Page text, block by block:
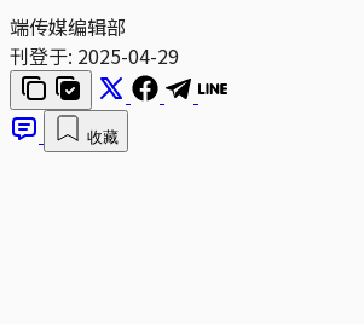
端传媒编辑部
刊登于: 2025-04-29
收藏